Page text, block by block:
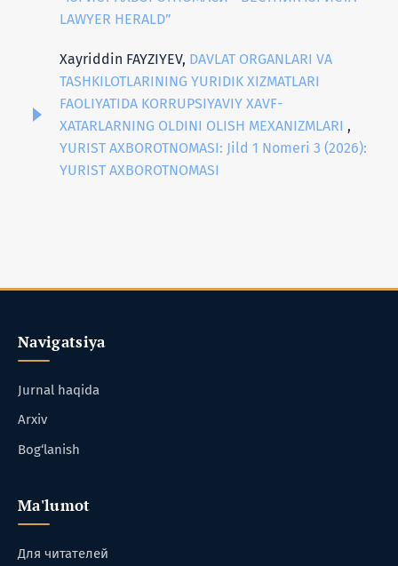
LAWYER HERALD”
Xayriddin FAYZIYEV, DAVLAT ORGANLARI VA
TASHKILOTLARINING YURIDIK XIZMATLARI
FAOLIYATIDA KORRUPSIYAVIY XAVF-
XATARLARNING OLDINI OLISH MEXANIZMLARI ,
YURIST AXBOROTNOMASI: Jild 1 Nomeri 3 (2026):
YURIST AXBOROTNOMASI
Navigatsiya
Jurnal haqida
Arxiv
Bog‘lanish
Ma'lumot
Для читателей